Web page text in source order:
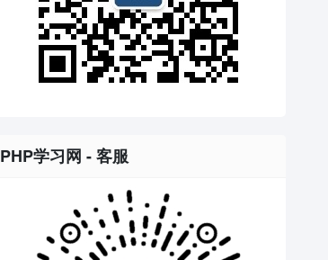
PHP学习网 - 客服